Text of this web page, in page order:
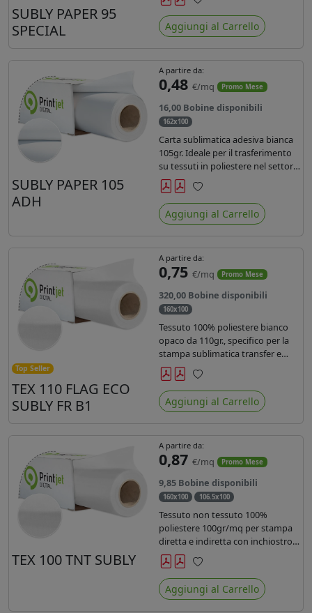
SUBLY PAPER 95
SPECIAL
Preferiti
Aggiungi al Carrello
SUBLY PAPER 105
ADH
A partire da:
0,48 €/mq Promo Mese
16,00 Bobine disponibili
162x100
Carta sublimatica adesiva bianca
105gr. Ideale per il trasferimento
su tessuti in poliestere nel settore
sportwear .
Preferiti
Aggiungi al Carrello
Top Seller
TEX 110 FLAG ECO
SUBLY FR B1
A partire da:
0,75 €/mq Promo Mese
320,00 Bobine disponibili
160x100
Tessuto 100% poliestere bianco
opaco da 110gr., specifico per la
stampa sublimatica transfer e
diretta. Ideale per la realizzazione
di stendardi e bandiere, grazie al
passaggio dell'inchiostro su
entrambi i lati. Dotato di
Preferiti
Aggiungi al Carrello
TEX 100 TNT SUBLY
A partire da:
0,87 €/mq Promo Mese
9,85 Bobine disponibili
160x100 106.5x100
Tessuto non tessuto 100%
poliestere 100gr/mq per stampa
diretta e indiretta con inchiostro
sublimatico, latex e uv.
Preferiti
Aggiungi al Carrello